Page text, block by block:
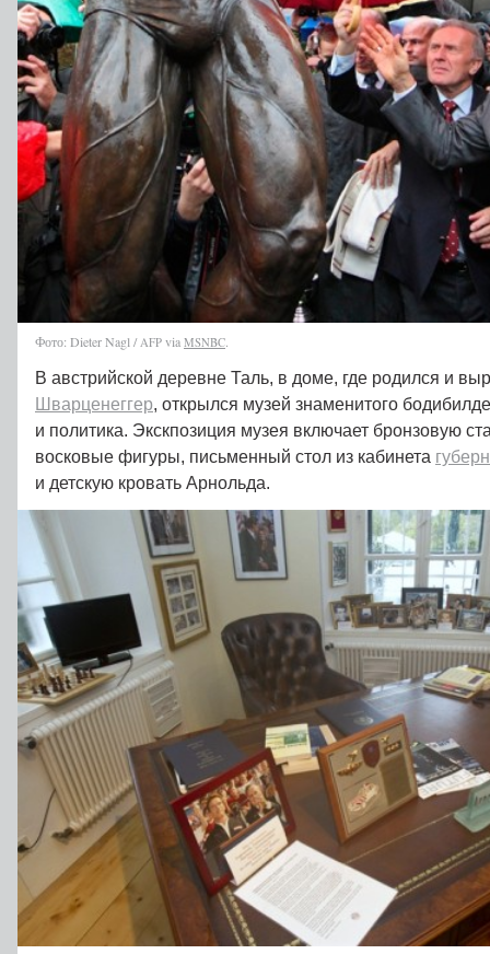
Фото: Dieter Nagl /AFP via MSNBC.
В австрийской деревне Таль, в доме, где родился и
Шварценеггер, открылся музей знаменитого
и политика. Экскпозиция музея включает бронзовую
восковые фигуры, письменный стол из кабинета
и детскую кровать Арнольда.